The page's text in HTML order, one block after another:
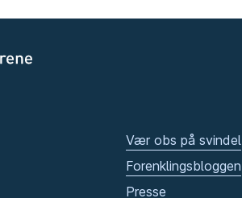
Vær obs på svindel
Forenklingsbloggen
Presse